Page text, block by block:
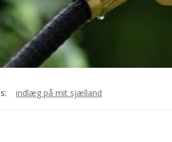
indlæg på mit sjælland